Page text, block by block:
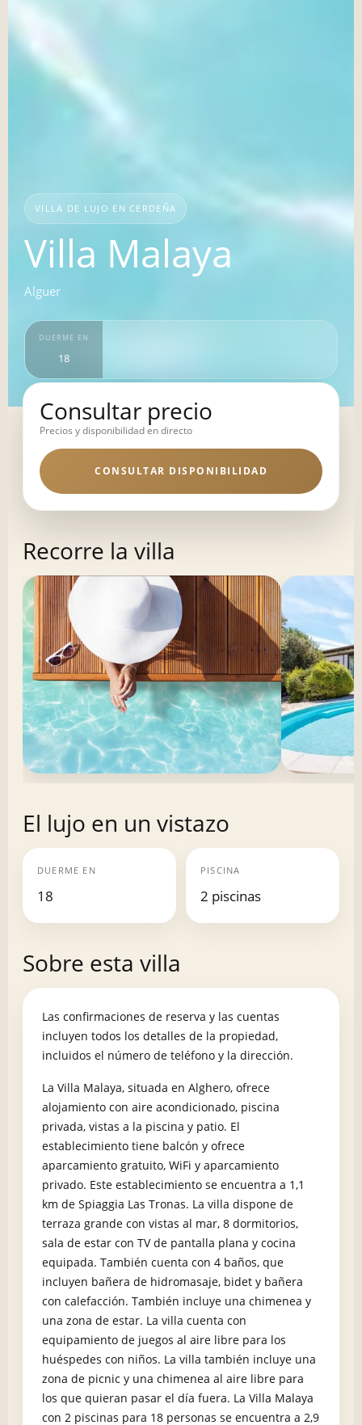
VILLA DE LUJO EN CERDEÑA
Villa Malaya
Alguer
DUERME EN
18
Consultar precio
Precios y disponibilidad en directo
CONSULTAR DISPONIBILIDAD
Recorre la villa
El lujo en un vistazo
DUERME EN
18
PISCINA
2 piscinas
Sobre esta villa
Las confirmaciones de reserva y las cuentas
incluyen todos los detalles de la propiedad,
incluidos el número de teléfono y la dirección.
La Villa Malaya, situada en Alghero, ofrece
alojamiento con aire acondicionado, piscina
privada, vistas a la piscina y patio. El
establecimiento tiene balcón y ofrece
aparcamiento gratuito, WiFi y aparcamiento
privado. Este establecimiento se encuentra a 1,1
km de Spiaggia Las Tronas. La villa dispone de
terraza grande con vistas al mar, 8 dormitorios,
sala de estar con TV de pantalla plana y cocina
equipada. También cuenta con 4 baños, que
incluyen bañera de hidromasaje, bidet y bañera
con calefacción. También incluye una chimenea y
una zona de estar. La villa cuenta con
equipamiento de juegos al aire libre para los
huéspedes con niños. La villa también incluye una
zona de picnic y una chimenea al aire libre para
los que quieran pasar el día fuera. La Villa Malaya
con 2 piscinas para 18 personas se encuentra a 2,9